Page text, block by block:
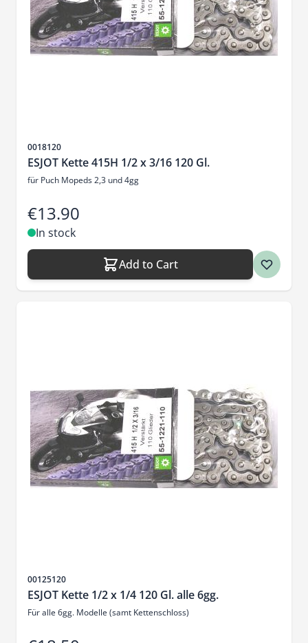
Sku
0018120
ESJOT Kette 415H 1/2 x 3/16 120 Gl.
für Puch Mopeds 2,3 und 4gg
€13.90
In stock
Add to Cart
Sku
00125120
ESJOT Kette 1/2 x 1/4 120 Gl. alle 6gg.
Für alle 6gg. Modelle (samt Kettenschloss)